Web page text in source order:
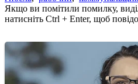
Якщо ви помітили помилку,
натисніть Ctrl + Enter, щоб